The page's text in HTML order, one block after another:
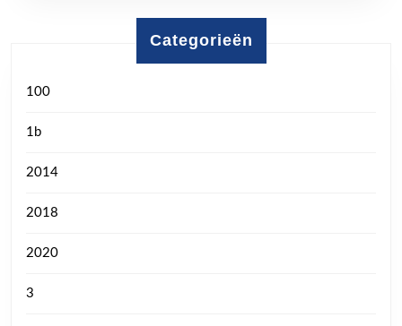
Categorieën
100
1b
2014
2018
2020
3